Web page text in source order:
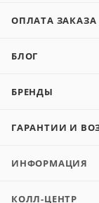
ОПЛАТА ЗАКАЗА
БЛОГ
БРЕНДЫ
ГАРАНТИИ И
ИНФОРМАЦИЯ
КОЛЛ-ЦЕНТР